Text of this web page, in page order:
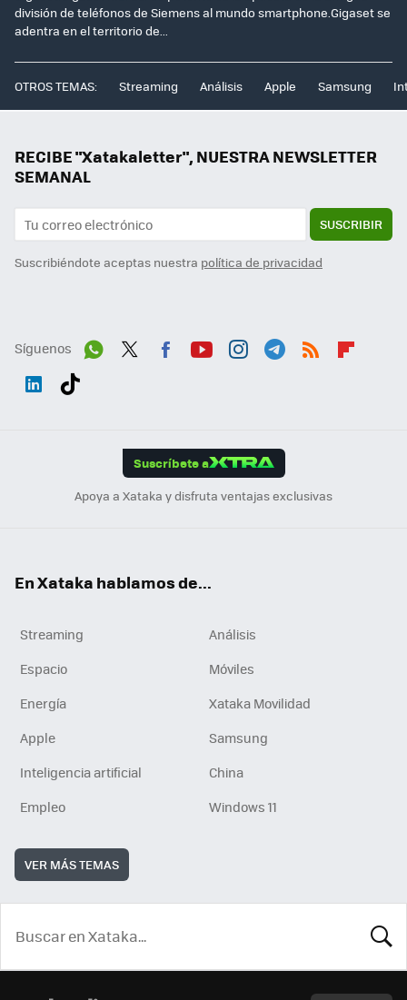
división de teléfonos de Siemens al mundo smartphone.Gigaset se
adentra en el territorio de...
OTROS TEMAS: Streaming Análisis Apple Samsung
RECIBE "Xatakaletter", NUESTRA NEWSLETTER
SEMANAL
SUSCRIBIR
Suscribiéndote aceptas nuestra política de privacidad
Síguenos
Suscríbete a
Apoya a Xataka y disfruta ventajas exclusivas
En Xataka hablamos de...
Streaming
Análisis
Espacio
Móviles
Energía
Xataka Movilidad
Apple
Samsung
Inteligencia artificial
China
Empleo
Windows 11
VER MÁS TEMAS